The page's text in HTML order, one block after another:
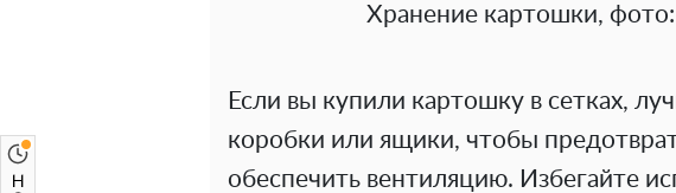
Хранение картошки,
Если вы купили картошку в сетках,
коробки или ящики, чтобы
обеспечить вентиляцию. Избегайте